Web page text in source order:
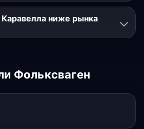
ниже рынка
Фольксваген